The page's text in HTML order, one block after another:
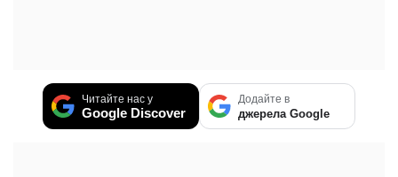
Читайте нас у
Google Discover
Додайте в
джерела Google